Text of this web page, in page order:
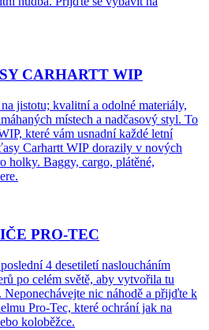
CARHARTT WIP
jistotu; kvalitní a odolné materiály,
místech a nadčasový styl. To
které vám usnadní každé letní
Carhartt WIP dorazily v nových
holky. Baggy, cargo, plátěné,
PRO-TEC
4 desetiletí nasloucháním
po celém světě, aby vytvořila tu
Neponechávejte nic náhodě a přijďte k
Pro-Tec, které ochrání jak na
koloběžce.